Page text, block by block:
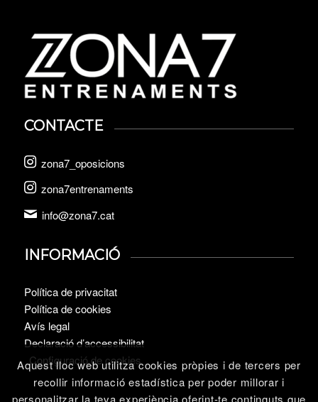
CONTACTE
zona7_oposicions
zona7entrenaments
info@zona7.cat
INFORMACIÓ
Política de privacitat
Política de cookies
Avís legal
Declaració d’accessibilitat
Configuració de cookies
Aquest lloc web utilitza cookies pròpies i de tercers per
recollir informació estadística per poder millorar i
personalitzar la teva experiència oferint-te continguts que